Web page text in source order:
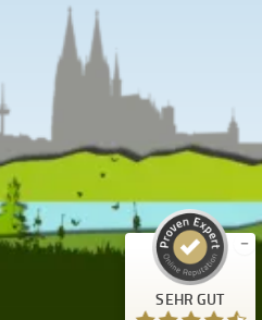
SEHR GUT
und Erfahrungen zu
Empfehlungen auf
ProvenExpert.com
SEHR GUT
4,66
/
5,00
Bewertungen auf ProvenExpert.com